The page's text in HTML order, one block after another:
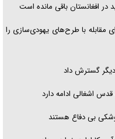
افغانستان باقی مانده است
با طرح‌های یهودی‌سازی را
گسترش داد
قدس اشغالی ادامه دارد
بی دفاع هستند